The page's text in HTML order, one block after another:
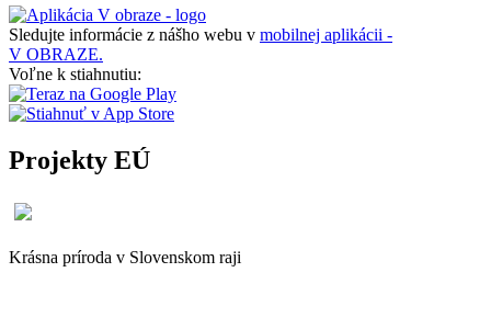
Sledujte informácie z nášho webu v mobilnej aplikácii -
V OBRAZE.
Voľne k stiahnutiu:
Projekty EÚ
Krásna príroda v Slovenskom raji